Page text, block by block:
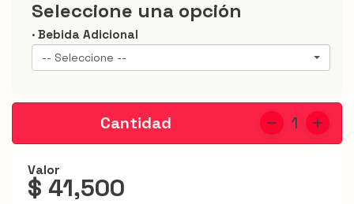
Seleccione una opción
· Bebida Adicional
-- Seleccione --
Cantidad 1
Valor
$ 41,500
Combos
Ligeros
Alitas
Acompañantes